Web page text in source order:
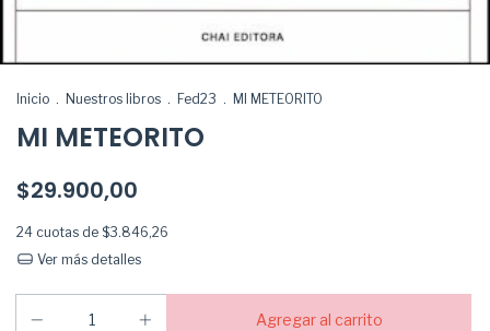
Inicio . Nuestros libros . Fed23 . MI METEORITO
MI METEORITO
$29.900,00
24 cuotas de $3.846,26
Ver más detalles